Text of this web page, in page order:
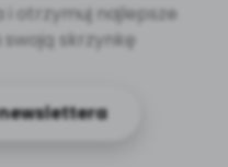
i otrzymuj najlepsze
skrzynkę